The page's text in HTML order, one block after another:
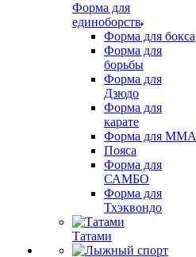
Форма для
единоборств
Форма для бокса
Форма для
борьбы
Форма для
Дзюдо
Форма для
карате
Форма для MMA
Пояса
Форма для
САМБО
Форма для
Тхэквондо
Татами